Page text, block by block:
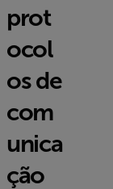
prot
ocol
os de
com
unica
ção